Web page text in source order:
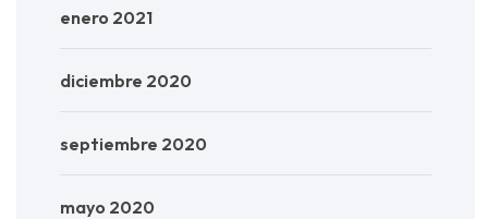
enero 2021
diciembre 2020
septiembre 2020
mayo 2020